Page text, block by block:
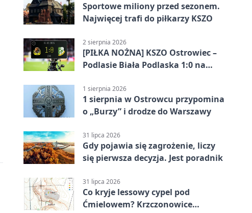
Sportowe miliony przed sezonem.
Najwięcej trafi do piłkarzy KSZO
2 sierpnia 2026
[PIŁKA NOŻNA] KSZO Ostrowiec –
Podlasie Biała Podlaska 1:0 na
(Grupa IV)
1 sierpnia 2026
1 sierpnia w Ostrowcu przypomina
o „Burzy” i drodze do Warszawy
31 lipca 2026
Gdy pojawia się zagrożenie, liczy
się pierwsza decyzja. Jest poradnik
31 lipca 2026
Co kryje lessowy cypel pod
Ćmielowem? Krzczonowice